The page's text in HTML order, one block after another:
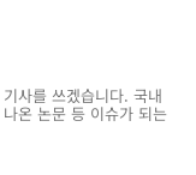
사를 쓰겠습니다. 국내
온 논문 등 이슈가 되는